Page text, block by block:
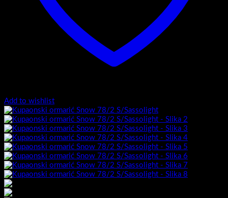
Add to wishlist